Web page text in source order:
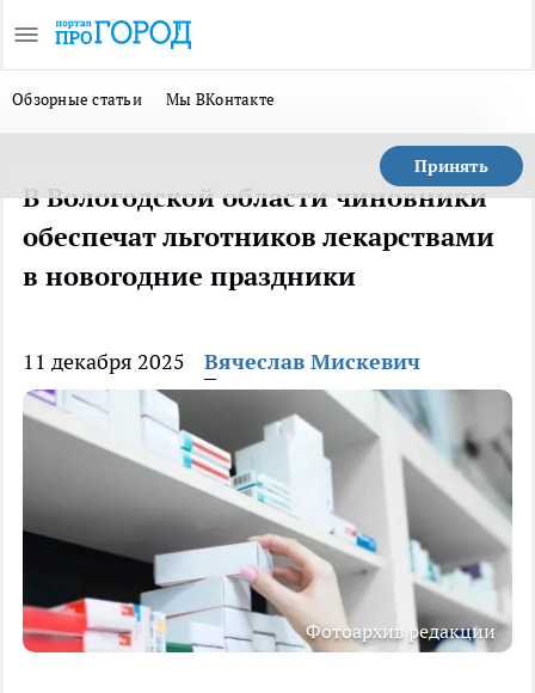
Обзорные статьи Мы ВКонтакте
Принять
В Вологодской области чиновники
обеспечат льготников лекарствами
в новогодние праздники
11 декабря 2025 Вячеслав Мискевич
Фотоархив редакции